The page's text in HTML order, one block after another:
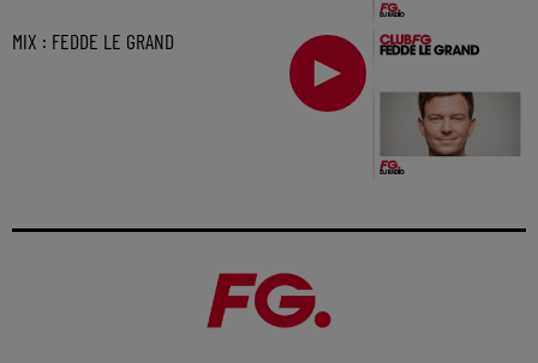
MIX : FEDDE LE GRAND